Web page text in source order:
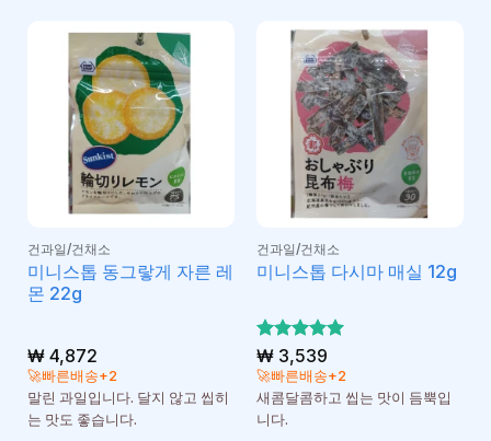
건과일/건채소
미니스톱 동그랗게 자른 레
몬 22g
₩4,872
🚀빠른배송+2
말린 과일입니다. 달지 않고 씹히
는 맛도 좋습니다.
건과일/건채소
미니스톱 다시마 매실 12g
5 중에서
5로 평가
됨
₩3,539
🚀빠른배송+2
새콤달콤하고 씹는 맛이 듬뿍입
니다.